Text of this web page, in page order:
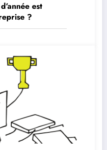
est
?